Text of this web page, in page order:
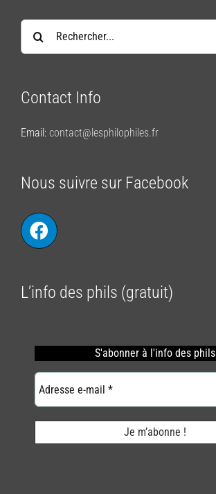
Rechercher:
Contact Info
Email: contact@lesphilophiles.fr
Nous suivre sur Facebook
L’info des phils (gratuit)
S'abonner à l'info des phils